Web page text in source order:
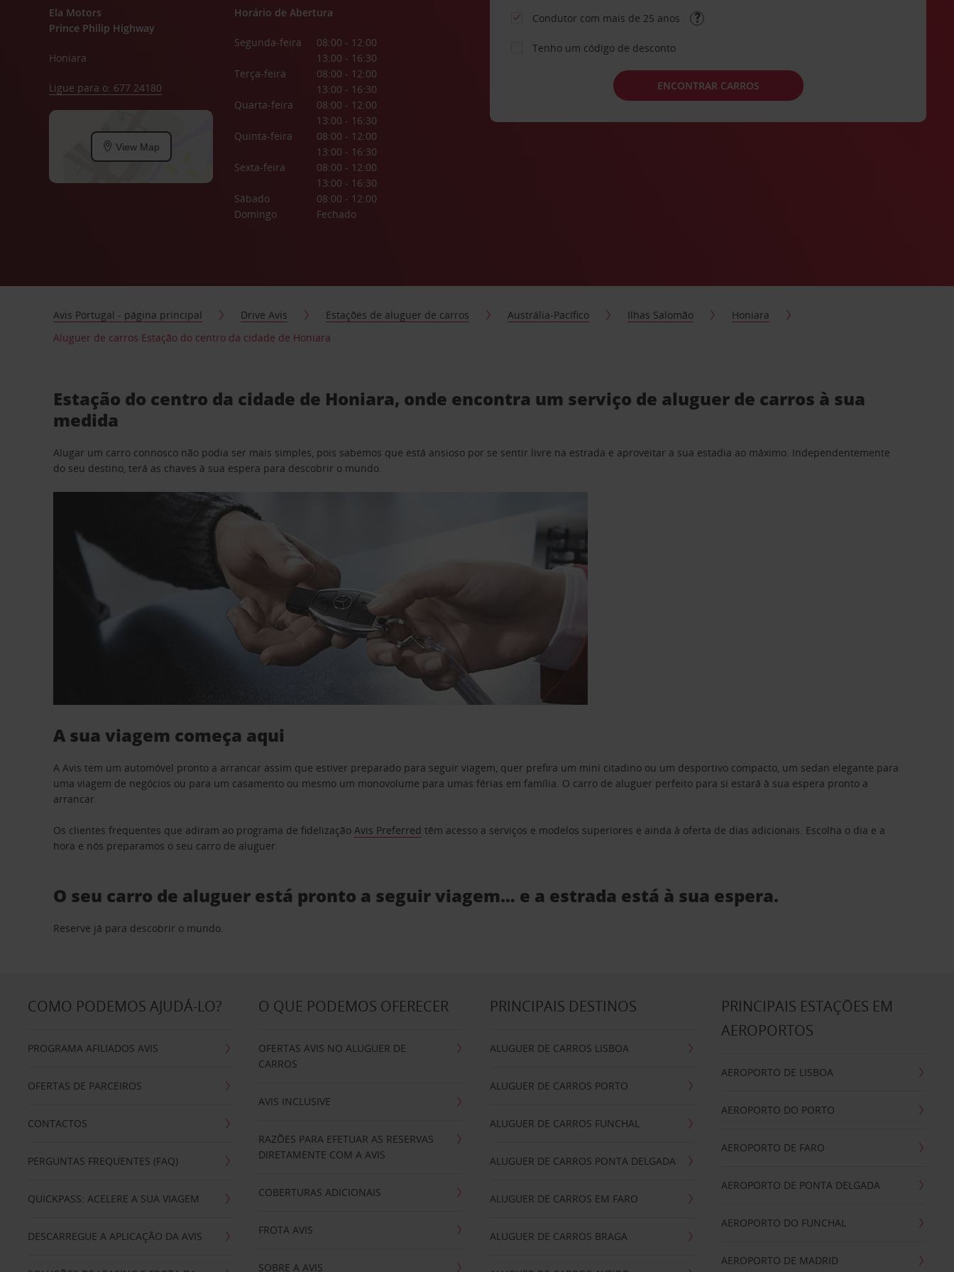
Ela Motors
Prince Philip Highway
Honiara
Ligue para o: 677 24180
View Map
Horário de Abertura
Segunda-feira
08:00 - 12:00
13:00 - 16:30
Terça-feira
08:00 - 12:00
13:00 - 16:30
Quarta-feira
08:00 - 12:00
13:00 - 16:30
Quinta-feira
08:00 - 12:00
13:00 - 16:30
Sexta-feira
08:00 - 12:00
13:00 - 16:30
Sábado
08:00 - 12:00
Domingo
Fechado
Condutor com mais de 25 anos
Tenho um código de desconto
ENCONTRAR CARROS
Avis Portugal - página principal Drive Avis Estações de aluguer de carros Austrália-Pacífico Ilhas Salomão
Honiara
Aluguer de carros Estação do centro da cidade de Honiara
Estação do centro da cidade de Honiara, onde encontra um serviço de aluguer de carros à sua
medida
Alugar um carro connosco não podia ser mais simples, pois sabemos que está ansioso por se sentir livre na estrada e aproveitar a sua estadia ao máximo. Independentemente
do seu destino, terá as chaves à sua espera para descobrir o mundo.
A sua viagem começa aqui
A Avis tem um automóvel pronto a arrancar assim que estiver preparado para seguir viagem, quer prefira um mini citadino ou um desportivo compacto, um sedan elegante para
uma viagem de negócios ou para um casamento ou mesmo um monovolume para umas férias em família. O carro de aluguer perfeito para si estará à sua espera pronto a
arrancar.
Os clientes frequentes que adiram ao programa de fidelizaçãoAvis Preferred têm acesso a serviços e modelos superiores e ainda à oferta de dias adicionais. Escolha o dia e a
hora e nós preparamos o seu carro de aluguer.
O seu carro de aluguer está pronto a seguir viagem… e a estrada está à sua espera.
Reserve já para descobrir o mundo.
COMO PODEMOS AJUDÁ-LO?
PROGRAMA AFILIADOS AVIS
OFERTAS DE PARCEIROS
CONTACTOS
PERGUNTAS FREQUENTES (FAQ)
QUICKPASS: ACELERE A SUA VIAGEM
DESCARREGUE A APLICAÇÃO DA AVIS
O QUE PODEMOS OFERECER
OFERTAS AVIS NO ALUGUER DE
CARROS
AVIS INCLUSIVE
RAZÕES PARA EFETUAR AS RESERVAS
DIRETAMENTE COM A AVIS
COBERTURAS ADICIONAIS
FROTA AVIS
SOBRE A AVIS
PRINCIPAIS DESTINOS
ALUGUER DE CARROS LISBOA
ALUGUER DE CARROS PORTO
ALUGUER DE CARROS FUNCHAL
ALUGUER DE CARROS PONTA DELGADA
ALUGUER DE CARROS EM FARO
ALUGUER DE CARROS BRAGA
PRINCIPAIS ESTAÇÕES EM
AEROPORTOS
AEROPORTO DE LISBOA
AEROPORTO DO PORTO
AEROPORTO DE FARO
AEROPORTO DE PONTA DELGADA
AEROPORTO DO FUNCHAL
AEROPORTO DE MADRID